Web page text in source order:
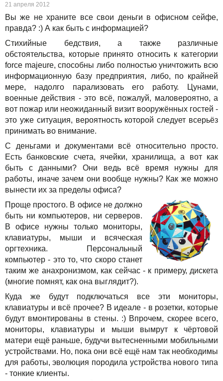
TuchaHost
TuchaMetal
TuchaBackup
TuchaHosting
TuchaSync
Хостинг CRM
Хостинг сайтов-конструкторов
Удаленный офис
Реселінг хостингу
О нас
Компания
Карьера
Контакты
Новые
Сервисы
Решения
Для бизнеса
Техподдержка
Инструкции
FAQ
Интервью
Авторская колонка
События
Праздники
Акции
21 апреля 2012
Вы же не храните все свои деньги в офисном сейфе,
правда? :) А как быть с информацией?
Стихийные бедствия, а также различные
обстоятельства, которые принято относить к категории
force majeure, способны либо полностью уничтожить всю
информационную базу предприятия, либо, по крайней
мере, надолго парализовать его работу. Цунами,
военные действия - это всё, пожалуй, маловероятно, а
вот пожар или неожиданный визит вооружённых гостей -
это уже ситуация, вероятность которой следует всерьёз
принимать во внимание.
С деньгами и документами всё относительно просто.
Есть банковские счета, ячейки, хранилища, а вот как
быть с данными? Они ведь всё время нужны для
работы, иначе зачем они вообще нужны? Как же можно
вынести их за пределы офиса?
Проще простого. В офисе не должно
быть ни компьютеров, ни серверов.
В офисе нужны только мониторы,
клавиатуры, мыши и всяческая
оргтехника. Персональный
компьютер - это то, что скоро станет
таким же анахронизмом, как сейчас - к примеру, дискета
(многие помнят, как она выглядит?).
Куда же будут подключаться все эти мониторы,
клавиатуры и всё прочее? В идеале - в розетки, которые
будут вмонтированы в стены. :) Впрочем, скорее всего,
мониторы, клавиатуры и мыши вымрут к чёртовой
матери ещё раньше, будучи вытесненными мобильными
устройствами. Но, пока они всё ещё нам так необходимы
для работы, эволюция породила устройства нового типа
- тонкие клиенты.